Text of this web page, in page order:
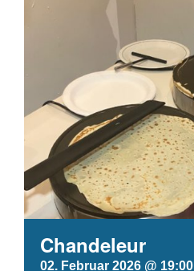
Chandeleur
02. Februar 2026 @ 19:00